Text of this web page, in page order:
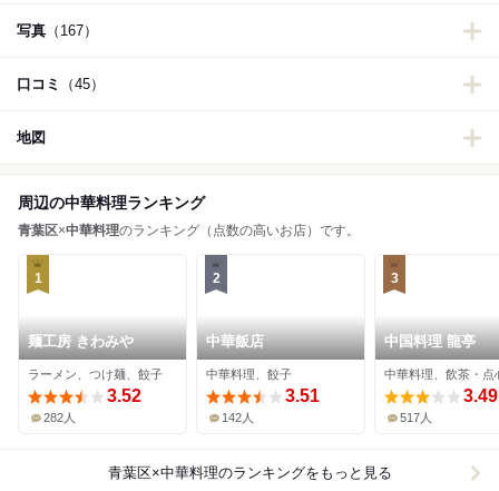
写真 （167）
口コミ （45）
地図
周辺の中華料理ランキング
青葉区×中華料理のランキング（点数の高いお店）です。
1
麺工房 きわみや
ラーメン、つけ麺、餃子
3.52
282人
2
中華飯店
中華料理、餃子
3.51
142人
3
中国料理 龍亭
中華料理、飲茶・点
3.49
517人
青葉区×中華料理のランキングをもっと見る